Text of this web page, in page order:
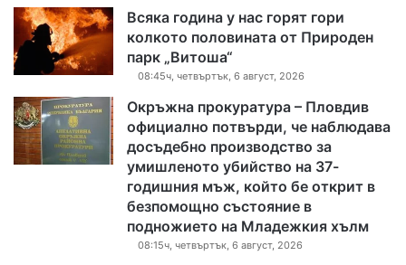
Всяка година у нас горят гори
колкото половината от Природен
парк „Витоша“
08:45ч, четвъртък, 6 август, 2026
Окръжна прокуратура – Пловдив
официално потвърди, че наблюдава
досъдебно производство за
умишленото убийство на 37-
годишния мъж, който бе открит в
безпомощно състояние в
подножието на Младежкия хълм
08:15ч, четвъртък, 6 август, 2026